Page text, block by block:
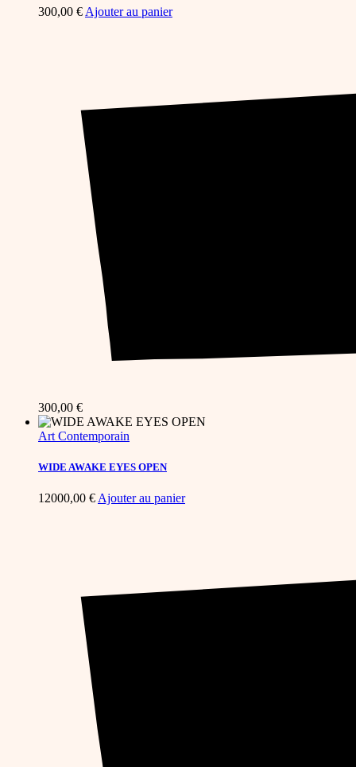
300,00 € Ajouter au panier
300,00 €
Art Contemporain
WIDE AWAKE EYES OPEN
12000,00 € Ajouter au panier